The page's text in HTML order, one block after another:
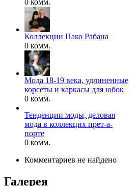
Коллекции Пако Рабана
0 комм.
Мода 18-19 века, удлиненные
корсеты и каркасы для юбок
0 комм.
Тенденции моды, деловая
мода в коллекцих прет-а-
порте
0 комм.
Комментариев не найдено
Галерея